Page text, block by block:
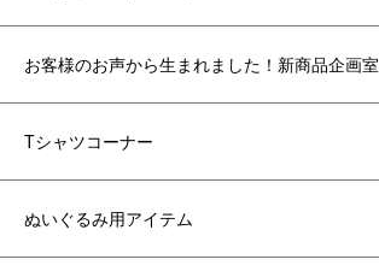
お客様のお声から生まれました！新商品企画室
Tシャツコーナー
ぬいぐるみ用アイテム